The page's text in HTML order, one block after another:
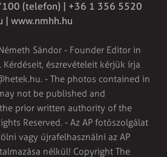
(telefon) | +36 1 356 5520
| www.nmhh.hu
Sándor - Founder Editor in
Kérdéseit, észrevételeit kérjük írja
. - The photos contained in
not be published and
prior written authority of the
Reserved. - Az AP fotószolgálat
vagy újrafelhasználni az AP
nélkül! Copyright The